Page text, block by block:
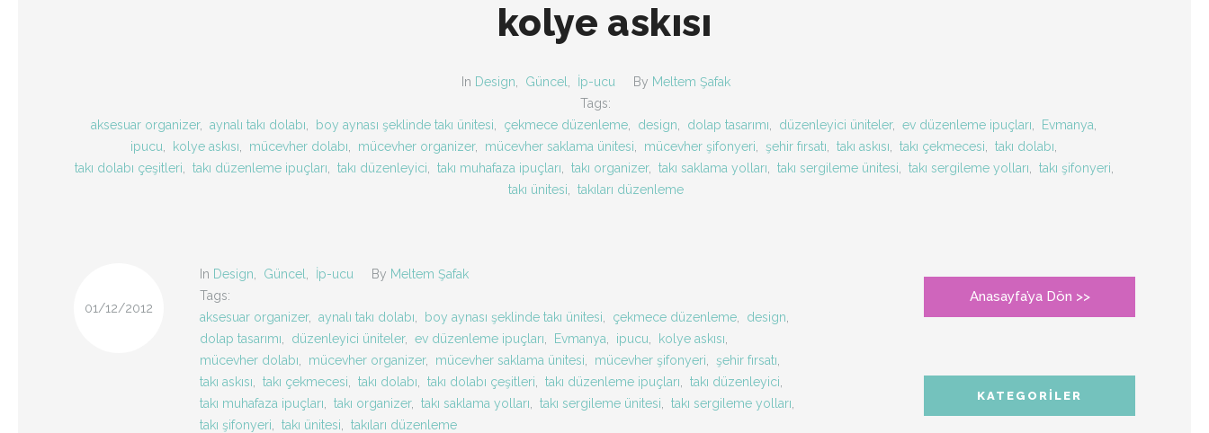
kolye askısı
In Design Güncel İp-ucu By Meltem Şafak
Tags:
aksesuar organizer, aynalı takı dolabı boy aynası şeklinde takı ünitesi çekmece düzenleme design dolap tasarımı düzenleyici üniteler, ev düzenleme ipuçları Evmanya
ipucu
kolye askısı mücevher dolabı mücevher organizer, mücevher saklama ünitesi mücevher şifonyeri şehir fırsatı takı askısı takı çekmecesi takı dolabı
takı dolabı çeşitleri
takı düzenleme ipuçları takı düzenleyici takı muhafaza ipuçları takı organizer, takı saklama yolları takı sergileme ünitesi takı sergileme yolları takı şifonyeri
takı ünitesi
takıları düzenleme
01/12/2012
In Design Güncel İp-ucu By Meltem Şafak
Tags:
aksesuar organizer, aynalı takı dolabı boy aynası şeklinde takı ünitesi çekmece düzenleme design
dolap tasarımı
düzenleyici üniteler, ev düzenleme ipuçları Evmanya ipucu kolye askısı
mücevher dolabı
mücevher organizer, mücevher saklama ünitesi mücevher şifonyeri şehir fırsatı
takı askısı
takı çekmecesi takı dolabı takı dolabı çeşitleri takı düzenleme ipuçları takı düzenleyici
takı muhafaza ipuçları
takı organizer, takı saklama yolları takı sergileme ünitesi takı sergileme yolları
takı şifonyeri
takı ünitesi takıları düzenleme
Anasayfa’ya Dön >>
KATEGORILER